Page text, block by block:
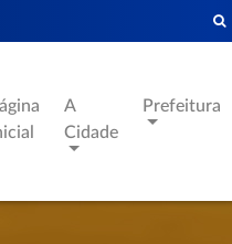
A
Cidade
Prefeitura